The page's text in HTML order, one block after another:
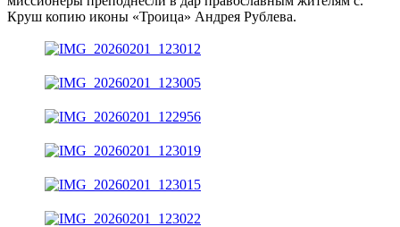
Круш копию иконы «Троица» Андрея Рублева.